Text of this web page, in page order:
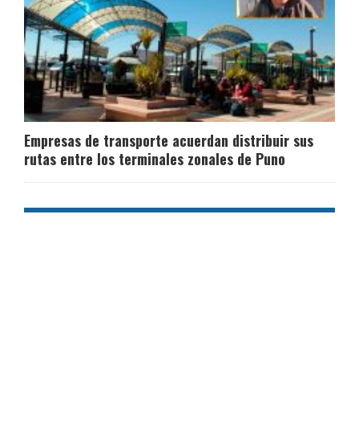
Empresas de transporte acuerdan distribuir sus
rutas entre los terminales zonales de Puno